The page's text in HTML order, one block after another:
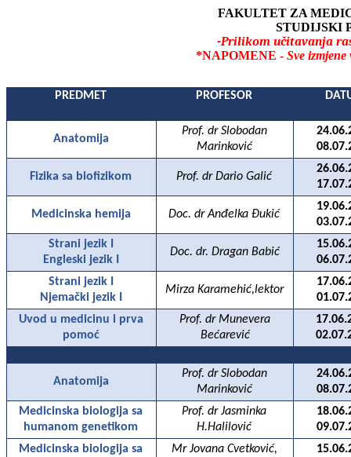
FAKULTET ZA
STUDIJSKI
-Prilikom učitavanja
*NAPOMENE - Sve
PREDMET PROFESOR
Anatomija
Prof. dr Slobodan
Marinković
Fizika sa biofizikom Prof. dr Dario Galić
Medicinska hemija Doc. dr Anđelka Đukić
Strani jezik I
Engleski jezik I
Doc. dr. Dragan Babić
Strani jezik I
Njemački jezik I
Mirza Karamehić,lektor
Uvod u medicinu i prva
pomoć
Prof. dr Munevera
Bećarević
Anatomija
Prof. dr Slobodan
Marinković
Medicinska biologija sa
humanom genetikom
Prof. dr Jasminka
H.Halilović
Medicinska biologija sa
Mr Jovana Cvetković,